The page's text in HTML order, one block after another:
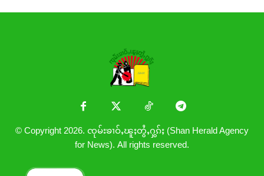
© Copyright 2026. ၸုမ်းၶၢဝ်ႇၽူႈတွႆႇႁွၵ်ႈ (Shan Herald Agency
for News). All rights reserved.